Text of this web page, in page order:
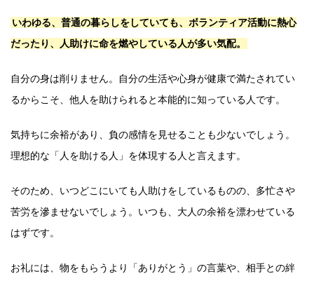
いわゆる、普通の暮らしをしていても、ボランティア活動に熱心
だったり、人助けに命を燃やしている人が多い気配。
自分の身は削りません。自分の生活や心身が健康で満たされてい
るからこそ、他人を助けられると本能的に知っている人です。
気持ちに余裕があり、負の感情を見せることも少ないでしょう。
理想的な「人を助ける人」を体現する人と言えます。
そのため、いつどこにいても人助けをしているものの、多忙さや
苦労を滲ませないでしょう。いつも、大人の余裕を漂わせている
はずです。
お礼には、物をもらうより「ありがとう」の言葉や、相手との絆